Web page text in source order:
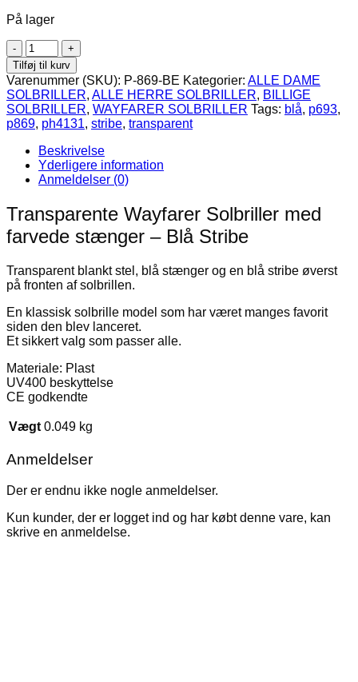
På lager
Transparente
Wayfarer
Solbriller
med
farvede
stænger
-
Blå
Stribe
antal
Tilføj til kurv
Varenummer (SKU): P-869-BE Kategorier: ALLE DAME
SOLBRILLER, ALLE HERRE SOLBRILLER, BILLIGE
SOLBRILLER, WAYFARER SOLBRILLER Tags: blå, p693,
p869, ph4131, stribe, transparent
Beskrivelse
Yderligere information
Anmeldelser (0)
Transparente Wayfarer Solbriller med
farvede stænger – Blå Stribe
Transparent blankt stel, blå stænger og en blå stribe øverst
på fronten af solbrillen.
En klassisk solbrille model som har været manges favorit
siden den blev lanceret.
Et sikkert valg som passer alle.
Materiale: Plast
UV400 beskyttelse
CE godkendte
Vægt 0.049 kg
Anmeldelser
Der er endnu ikke nogle anmeldelser.
Kun kunder, der er logget ind og har købt denne vare, kan
skrive en anmeldelse.